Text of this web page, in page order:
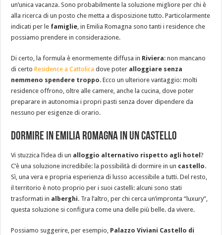
un’unica vacanza. Sono probabilmente la soluzione migliore per chi è
alla ricerca di un posto che metta a disposizione tutto. Particolarmente
indicati per le famiglie , in Emilia Romagna sono tanti i residence che
possiamo prendere in considerazione.
Di certo, la formula è enormemente diffusa in Riviera: non mancano
di certoResidence a Cattolica dove poter alloggiare senza
nemmeno spendere troppo. Ecco un ulteriore vantaggio: molti
residence offrono, oltre alle camere, anche la cucina, dove poter
preparare in autonomia i propri pasti senza dover dipendere da
nessuno per esigenze di orario.
Dormire in Emilia Romagna in un castello
Vi stuzzica l’idea di un alloggio alternativo rispetto agli hotel?
C’è una soluzione incredibile: la possibilità di dormire in un castello.
Sì, una vera e propria esperienza di lusso accessibile a tutti. Del resto,
il territorio è noto proprio per i suoi castelli: alcuni sono stati
trasformati in alberghi. Tra l’altro, per chi cerca un’impronta “luxury”,
questa soluzione si configura come una delle più belle. da vivere.
Possiamo suggerire, per esempio, Palazzo Viviani Castello di